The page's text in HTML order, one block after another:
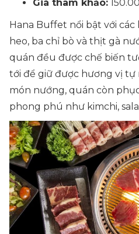
Giá tham khảo:
Hana Buffet nổi bật với
heo, ba chỉ bò và thịt gà
quán đều được chế biến
tới để giữ được hương vị tự
món nướng, quán còn
phong phú như kimchi,